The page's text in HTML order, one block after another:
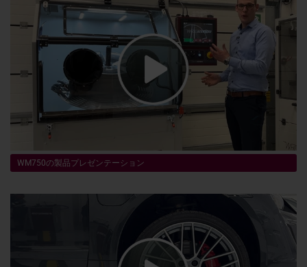
WM750の製品プレゼンテーション